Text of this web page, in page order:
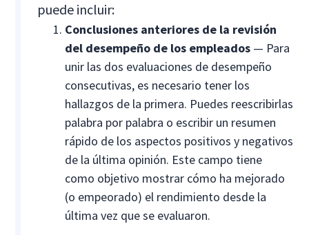
puede incluir:
Conclusiones anteriores de la revisión
del desempeño de los empleados — Para
unir las dos evaluaciones de desempeño
consecutivas, es necesario tener los
hallazgos de la primera. Puedes reescribirlas
palabra por palabra o escribir un resumen
rápido de los aspectos positivos y negativos
de la última opinión. Este campo tiene
como objetivo mostrar cómo ha mejorado
(o empeorado) el rendimiento desde la
última vez que se evaluaron.